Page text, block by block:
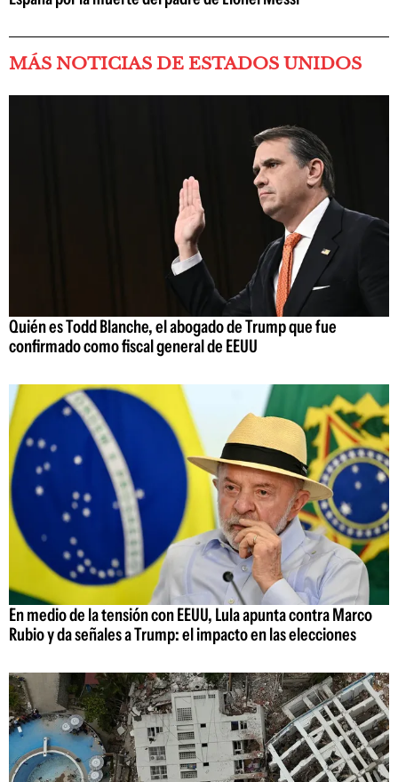
MÁS NOTICIAS DE ESTADOS UNIDOS
Quién es Todd Blanche, el abogado de Trump que fue
confirmado como fiscal general de EEUU
En medio de la tensión con EEUU, Lula apunta contra Marco
Rubio y da señales a Trump: el impacto en las elecciones